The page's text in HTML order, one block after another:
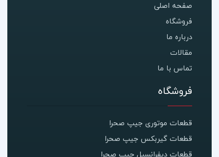
صفحه اصلی
فروشگاه
درباره ما
مقالات
تماس با ما
فروشگاه
قطعات موتوری جیپ صحرا
قطعات گیربکس جیپ صحرا
قطعات دیفرانسیل جیپ صحرا